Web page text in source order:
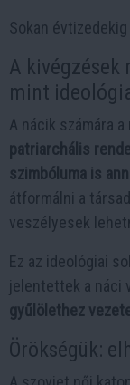
Sokan
A
mint
A nácik számára
patriarchális
szimbóluma is
átformálni a
veszélyesek
Ez az ideológiai
jelentettek a náci
gyűlölethez
Örökségük: